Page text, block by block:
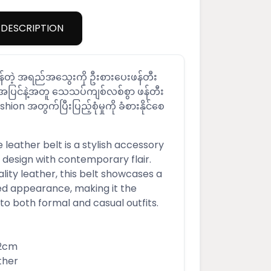
DESCRIPTION
တဲ့ အရည်အသွေးကို ဦးစားပေးဖန်တီး
ပြင်နဲ့အတူ သေသပ်ကျစ်လစ်စွာ ဖန်တီး
အတွက်ပြီးပြည့်စုံမှုကို ခံစားနိုင်စေ
leather belt is a stylish accessory
with contemporary flair.
leather, this belt showcases a
appearance, making it the
both formal and casual outfits.